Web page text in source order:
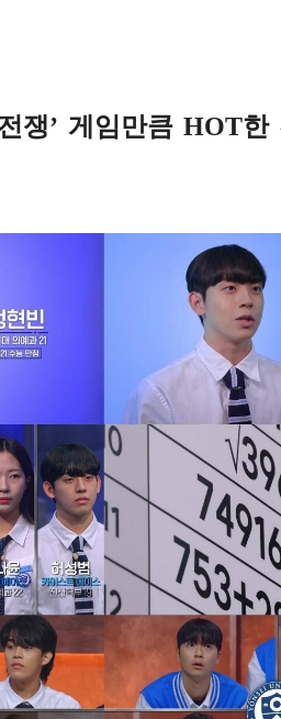
쟁’ 게임만큼 HOT